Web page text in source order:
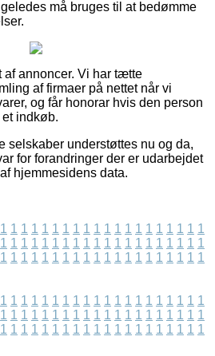
må bruges til at bedømme
af annoncer. Vi har tætte
af firmaer på nettet når vi
og får honorar hvis den person
indkøb.
selskaber understøttes nu og da,
for forandringer der er udarbejdet
hjemmesidens data.
1 1 1 1 1 1 1 1 1 1 1 1 1 1 1 1 1 1 1 1
1 1 1 1 1 1 1 1 1 1 1 1 1 1 1 1 1 1 1 1
1 1 1 1 1 1 1 1 1 1 1 1 1 1 1 1 1 1 1 1
1 1 1 1 1 1 1 1 1 1 1 1 1 1 1 1 1 1 1 1
1 1 1 1 1 1 1 1 1 1 1 1 1 1 1 1 1 1 1 1
1 1 1 1 1 1 1 1 1 1 1 1 1 1 1 1 1 1 1 1